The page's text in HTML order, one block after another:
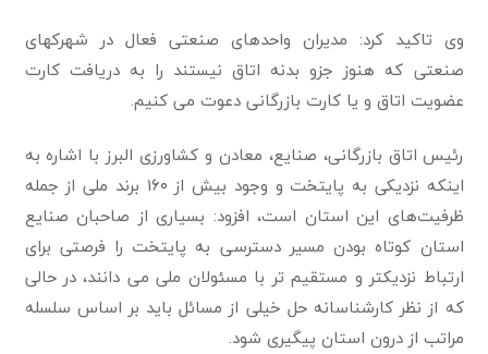
وی تاکید کرد: مدیران واحدهای صنعتی فعال در شهرک‍های
صنعتی که هنوز جزو بدنه اتاق نیستند را به دریافت کارت
عضویت اتاق و یا کارت بازرگانی دعوت می کنیم.
رئیس اتاق بازرگانی، صنایع، معادن و کشاورزی البرز با اشاره به
اینکه نزدیکی به پایتخت و وجود بیش از ۱۶۰ برند ملی از جمله
ظرفیت‌های این استان است، افزود: بسیاری از صاحبان صنایع
استان کوتاه بودن مسیر دسترسی به پایتخت را فرصتی برای
ارتباط نزدیکتر و مستقیم تر با مسئولان ملی می دانند، در حالی
که از نظر کارشناسانه حل خیلی از مسائل باید بر اساس سلسله
مراتب از درون استان پیگیری شود.